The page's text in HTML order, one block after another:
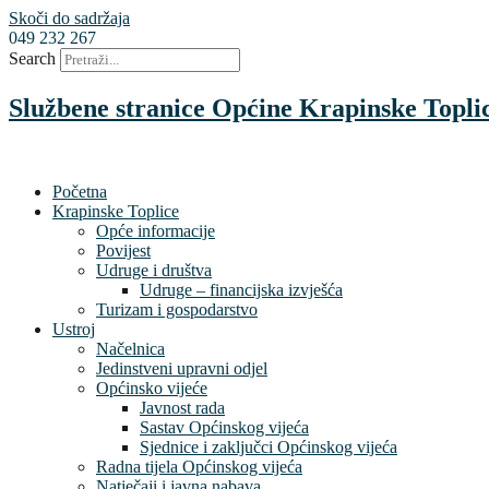
Skoči do sadržaja
049 232 267
Search
Službene stranice Općine Krapinske
Početna
Krapinske Toplice
Opće informacije
Povijest
Udruge i društva
Udruge – financijska izvješća
Turizam i gospodarstvo
Ustroj
Načelnica
Jedinstveni upravni odjel
Općinsko vijeće
Javnost rada
Sastav Općinskog vijeća
Sjednice i zaključci Općinskog vijeća
Radna tijela Općinskog vijeća